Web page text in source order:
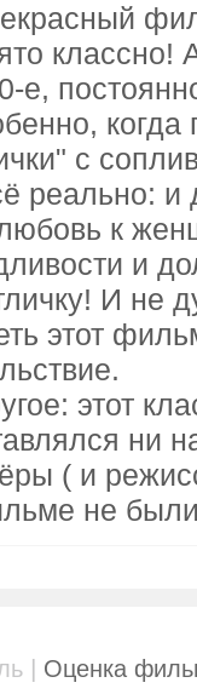
классно!
е,
когда
с
реально: и
к
и
И не
этот
этот
ни
( и
не
| Оценка